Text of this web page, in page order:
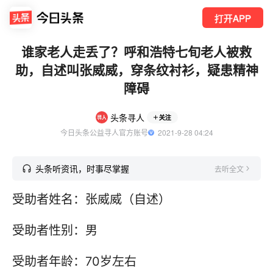
打开APP
谁家老人走丢了？呼和浩特七旬老人被救
助，自述叫张威威，穿条纹衬衫，疑患精神
障碍
头条寻人 关注
今日头条公益寻人官方账号
  2021-9-28 04:24
头条听资讯，时事尽掌握 去听全文
受助者姓名：张威威（自述）
受助者性别：男
受助者年龄：70岁左右